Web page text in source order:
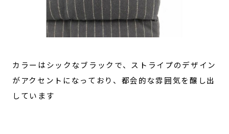
カラーはシックなブラックで、ストライプのデザイン
がアクセントになっており、都会的な雰囲気を醸し出
しています